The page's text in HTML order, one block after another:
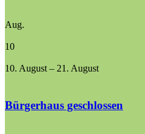
Aug.
10
10. August – 21. August
Bürgerhaus geschlossen